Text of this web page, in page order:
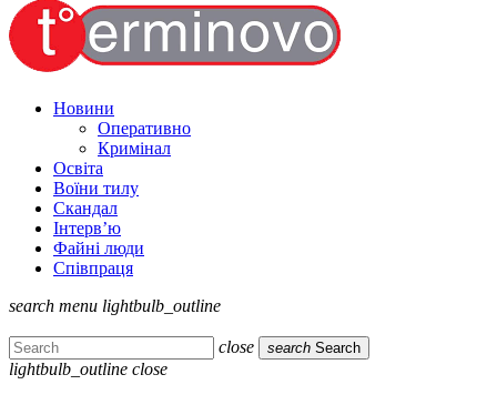
Новини
Оперативно
Кримінал
Освіта
Воїни тилу
Скандал
Інтерв’ю
Файні люди
Співпраця
search menu lightbulb_outline
close search Search
lightbulb_outline close